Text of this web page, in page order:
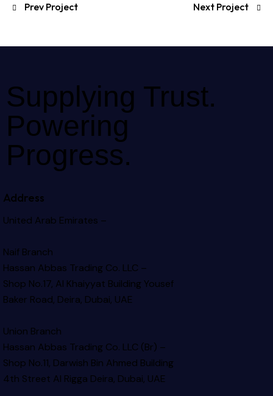
Prev Project Next Project
Supplying Trust.
Powering
Progress.
Address
United Arab Emirates –
Naif Branch
Hassan Abbas Trading Co. LLC –
Shop No.17, Al Khaiyyat BuildingYousef
Baker Road, Deira, Dubai, UAE
Union Branch
Hassan Abbas Trading Co. LLC (Br) –
Shop No.11, Darwish Bin Ahmed Building
4th Street Al Rigga Deira, Dubai, UAE